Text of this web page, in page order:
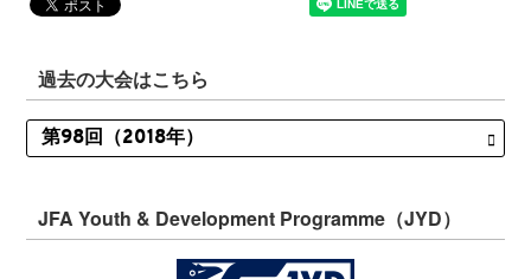
過去の大会はこちら
JFA Youth & Development Programme（JYD）